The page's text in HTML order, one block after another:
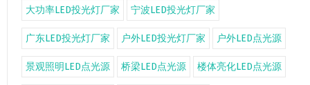
大功率LED投光灯厂家 宁波LED投光灯厂家
广东LED投光灯厂家 户外LED投光灯厂家 户外LED点光源
景观照明LED点光源 桥梁LED点光源 楼体亮化LED点光源